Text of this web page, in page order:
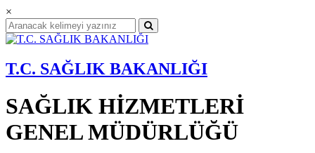
×
T.C. SAĞLIK BAKANLIĞI
SAĞLIK HİZMETLERİ
GENEL MÜDÜRLÜĞÜ